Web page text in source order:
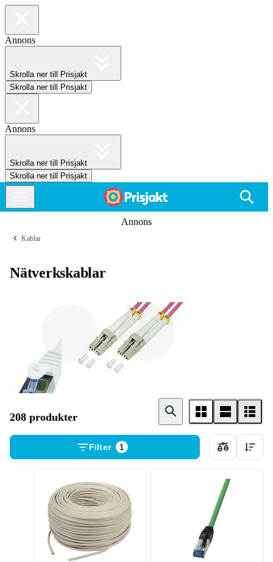
Annons
Skrolla ner till Prisjakt
Skrolla ner till Prisjakt
Annons
Skrolla ner till Prisjakt
Skrolla ner till Prisjakt
Annons
Kablar
Nätverkskablar
Ethernetkabel
208 produkter
Filter 1